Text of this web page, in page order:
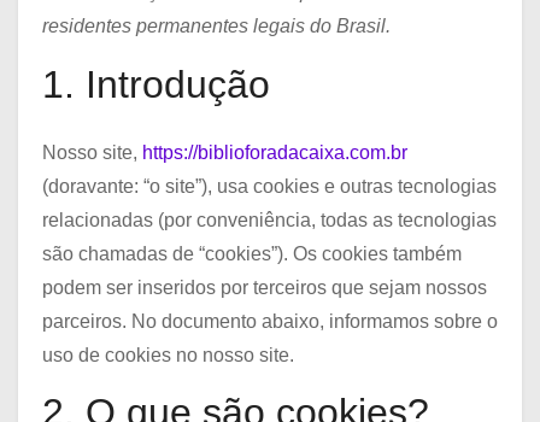
residentes permanentes legais do Brasil.
1. Introdução
Nosso site, https://biblioforadacaixa.com.br
(doravante: “o site”), usa cookies e outras tecnologias
relacionadas (por conveniência, todas as tecnologias
são chamadas de “cookies”). Os cookies também
podem ser inseridos por terceiros que sejam nossos
parceiros. No documento abaixo, informamos sobre o
uso de cookies no nosso site.
2. O que são cookies?